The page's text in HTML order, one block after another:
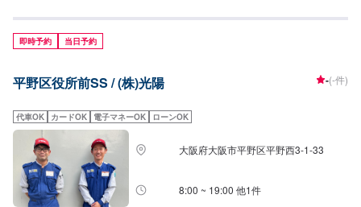
業時間]月~土：7:00~20:00日・祝：8:00~18:00【当店のキャンペーン情報】
今なら、エネオスアプリ会員になるとガソリンが10円引きです！【サービス
ルームの詳細】・椅子・トイレ・ゴミ箱・自販機・喫煙室のご用意がござい
す。大阪市立平野西小学校の近くです。また、南港通りの平野区役所の交差
即時予約 当日予約
平野区役所前SS / (株)光陽 -(-件)
代車OK カードOK 電子マネーOK ローンOK
大阪府大阪市平野区平野西3-1-33
8:00 ~ 19:00 他1件